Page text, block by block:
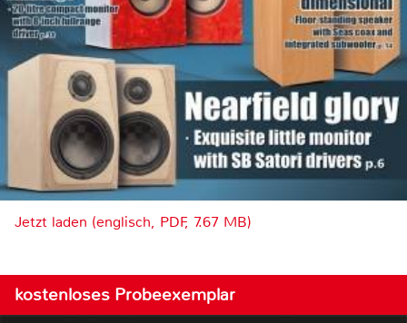
Jetzt laden (englisch, PDF, 7.67 MB)
kostenloses Probeexemplar